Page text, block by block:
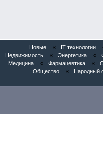
Новые « IT технологии
Недвижимость
« Энергетика «
Медицина
« Фармацевтика «
Общество
« Народный